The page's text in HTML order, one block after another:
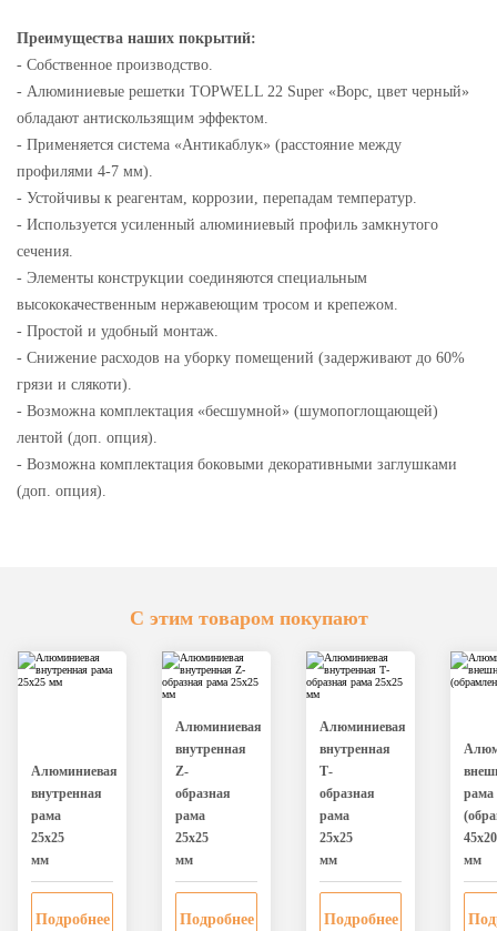
Преимущества наших покрытий:
- Собственное производство.
- Алюминиевые решетки TOPWELL 22 Super «Ворс, цвет черный»
обладают антискользящим эффектом.
- Применяется система «Антикаблук» (расстояние между
профилями 4-7 мм).
- Устойчивы к реагентам, коррозии, перепадам температур.
- Используется усиленный алюминиевый профиль замкнутого
сечения.
- Элементы конструкции соединяются специальным
высококачественным нержавеющим тросом и крепежом.
- Простой и удобный монтаж.
- Снижение расходов на уборку помещений (задерживают до 60%
грязи и слякоти).
- Возможна комплектация «бесшумной» (шумопоглощающей)
лентой (доп. опция).
- Возможна комплектация боковыми декоративными заглушками
(доп. опция).
С этим товаром покупают
Алюминиевая
внутренная
рама
25х25
мм
Подробнее
Алюминиевая
внутренная
Z-
образная
рама
25х25
мм
Подробнее
Алюминиевая
внутренная
Т-
образная
рама
25х25
мм
Подробнее
рама
45х20
мм